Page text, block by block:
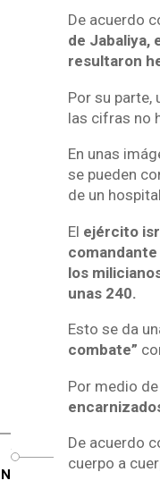
De acuerdo
de Jabaliya,
resultaron
Por su parte,
las cifras no
En unas
se pueden
de un
El ejército
comandante
los
unas 240.
Esto se da
combate”
Por medio
De acuerdo
cuerpo a